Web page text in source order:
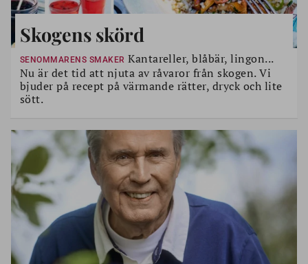
Skogens skörd
SENOMMARENS SMAKER Kantareller, blåbär, lingon...
Nu är det tid att njuta av råvaror från skogen. Vi
bjuder på recept på värmande rätter, dryck och lite
sött.